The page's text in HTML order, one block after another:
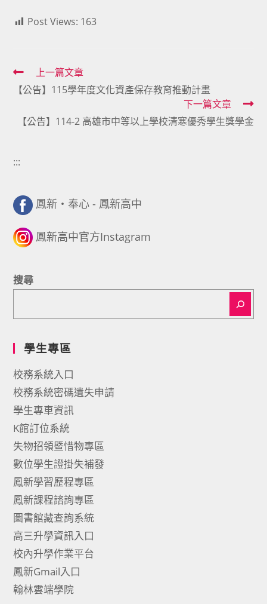
Post Views: 163
Read
more
articles
上一篇文章
【公告】115學年度文化資產保存教育推動計畫
下一篇文章
【公告】114-2 高雄市中等以上學校清寒優秀學生獎學金
:::
鳳新・奉心 - 鳳新高中
鳳新高中官方Instagram
搜尋
學生專區
校務系統入口
校務系統密碼遺失申請
學生專車資訊
K館訂位系統
失物招領暨惜物專區
數位學生證掛失補發
鳳新學習歷程專區
鳳新課程諮詢專區
圖書館藏查詢系統
高三升學資訊入口
校內升學作業平台
鳳新Gmail入口
翰林雲端學院